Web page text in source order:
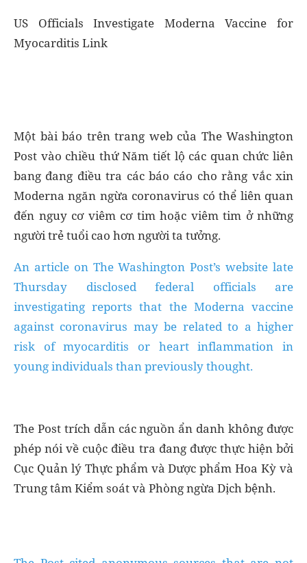
US Officials Investigate Moderna Vaccine for
Myocarditis Link
Một bài báo trên trang web của The Washington
Post vào chiều thứ Năm tiết lộ các quan chức liên
bang đang điều tra các báo cáo cho rằng vắc xin
Moderna ngăn ngừa coronavirus có thể liên quan
đến nguy cơ viêm cơ tim hoặc viêm tim ở những
người trẻ tuổi cao hơn người ta tưởng.
An article on The Washington Post’s website late
Thursday disclosed federal officials are
investigating reports that the Moderna vaccine
against coronavirus may be related to a higher
risk of myocarditis or heart inflammation in
young individuals than previously thought.
The Post trích dẫn các nguồn ẩn danh không được
phép nói về cuộc điều tra đang được thực hiện bởi
Cục Quản lý Thực phẩm và Dược phẩm Hoa Kỳ và
Trung tâm Kiểm soát và Phòng ngừa Dịch bệnh.